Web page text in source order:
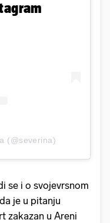
(@severina)
se i o svojevrsnom
je u pitanju
zakazan u Areni